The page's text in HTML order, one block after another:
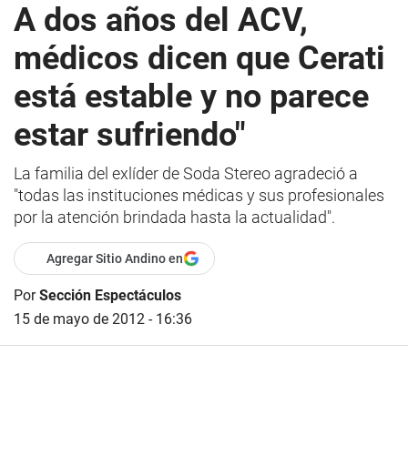
A dos años del ACV,
médicos dicen que Cerati
está estable y no parece
estar sufriendo"
La familia del exlíder de Soda Stereo agradeció a
"todas las instituciones médicas y sus profesionales
por la atención brindada hasta la actualidad".
Agregar Sitio Andino en
PorSección Espectáculos
15 de mayo de 2012 - 16:36